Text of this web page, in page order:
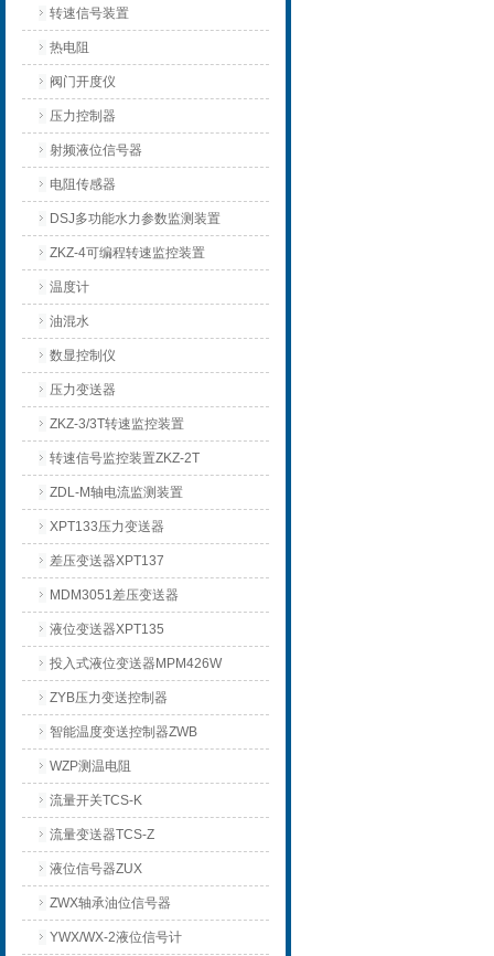
转速信号装置
热电阻
阀门开度仪
压力控制器
射频液位信号器
电阻传感器
DSJ多功能水力参数监测装置
ZKZ-4可编程转速监控装置
温度计
油混水
数显控制仪
压力变送器
ZKZ-3/3T转速监控装置
转速信号监控装置ZKZ-2T
ZDL-M轴电流监测装置
XPT133压力变送器
差压变送器XPT137
MDM3051差压变送器
液位变送器XPT135
投入式液位变送器MPM426W
ZYB压力变送控制器
智能温度变送控制器ZWB
WZP测温电阻
流量开关TCS-K
流量变送器TCS-Z
液位信号器ZUX
ZWX轴承油位信号器
YWX/WX-2液位信号计